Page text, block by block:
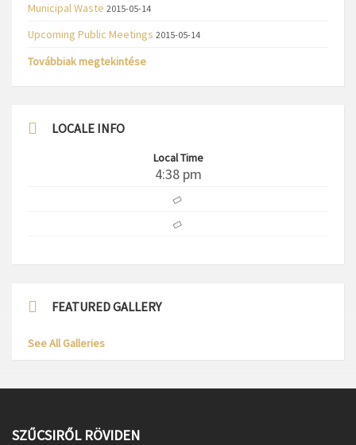
Municipal Waste 2015-05-14
Upcoming Public Meetings 2015-05-14
Továbbiak megtekintése
LOCALE INFO
Local Time
4:38 pm
FEATURED GALLERY
See All Galleries
SZŰCSIRŐL RÖVIDEN